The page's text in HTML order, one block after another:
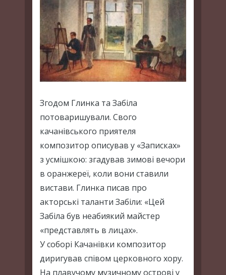
Згодом Глинка та Забіла
потоваришували. Свого
качанівського приятеля
композитор описував у «Записках»
з усмішкою: згадував зимові вечори
в оранжереї, коли вони ставили
вистави. Глинка писав про
акторські таланти Забіли: «Цей
Забіла був неабиякий майстер
«представлять в лицах».
У соборі Качанівки композитор
диригував співом церковного хору.
На плавучому музичному острові у